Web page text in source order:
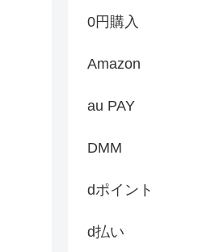
0円購入
Amazon
au PAY
DMM
dポイント
d払い